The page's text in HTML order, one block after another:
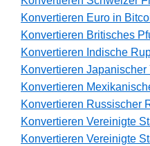
Konvertieren Euro in
Konvertieren Britisches
Konvertieren Indische
Konvertieren Japanischer
Konvertieren
Konvertieren Russischer
Konvertieren Vereinigte
Konvertieren Vereinigte